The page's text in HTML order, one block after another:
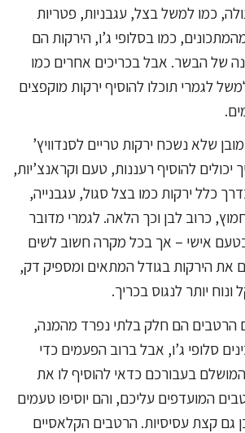
כמו למשל בצל, עגבניות, פטריות
כמו בסלופי ג’ו, הירקות הם
של הבשר. אבל בכריכים אחרים כמו
לגמרי תוכלו להוסיף ירקות מוקפצים
שלא נשכח ירקות טריים לסנדוויץ’
יכולים להוסיף רעננות, טעם וקראנצ’יות,
כלל ירקות כמו בצל סגול, עגבנייה,
כרוב לבן וכך הלאה. לגמרי מדובר
אישי – אך בכל מקרה חשוב לשים
את הירקות בגודל המתאים ומספיק דק,
יותר לנגוס בכריך.
הרטבים הם חלק בלתי נפרד מהמנה,
סלופי ג’ו, אבל ברוב הפעמים כדי
בעבורכם כדאי להוסיף לו את
המועדפים עליכם, והם יוסיפו טעמים
גם קצת עסיסיות. הרטבים הקלאסיים